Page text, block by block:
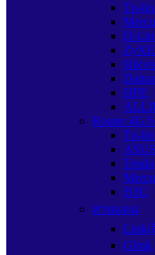
Tp-
D-
Dahua
HPE
Router 4G/
Tp-
ASUS
Tenda
H3C
สายแลน
Link(
Glink